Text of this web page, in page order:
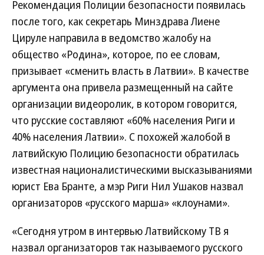
Рекомендация Полиции безопасности появилась
после того, как секретарь Минздрава Лиене
Цируле направила в ведомство жалобу на
общество «Родина», которое, по ее словам,
призывает «сменить власть в Латвии». В качестве
аргумента она привела размещенный на сайте
организации видеоролик, в котором говорится,
что русские составляют «60% населения Риги и
40% населения Латвии». С похожей жалобой в
латвийскую Полицию безопасности обратилась
известная националистическими высказываниями
юрист Ева Бранте, а мэр Риги Нил Ушаков назвал
организаторов «русского марша» «клоунами».
«Сегодня утром в интервью Латвийскому ТВ я
назвал организаторов так называемого русского